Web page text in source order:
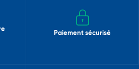
Paiement sécurisé